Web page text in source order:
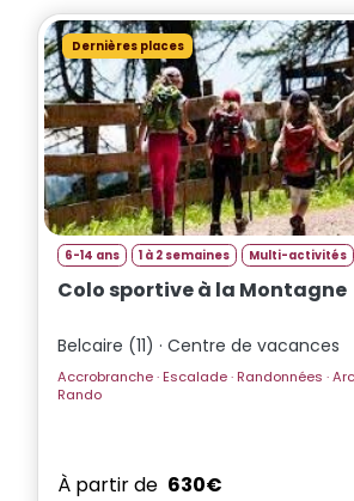
Dernières places
6-14 ans 1 à 2 semaines Multi-activités
Colo sportive à la Montagne
Belcaire (11) · Centre de vacances
Accrobranche · Escalade · Randonnées · Archery Tag · Cani-
Rando
À partir de 630€